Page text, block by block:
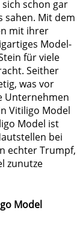
schon gar
sahen. Mit dem
mit ihrer
Model-
für viele
Seither
was vor
Unternehmen
Vitiligo Model
Model ist
bei
echter Trumpf,
zunutze
Model